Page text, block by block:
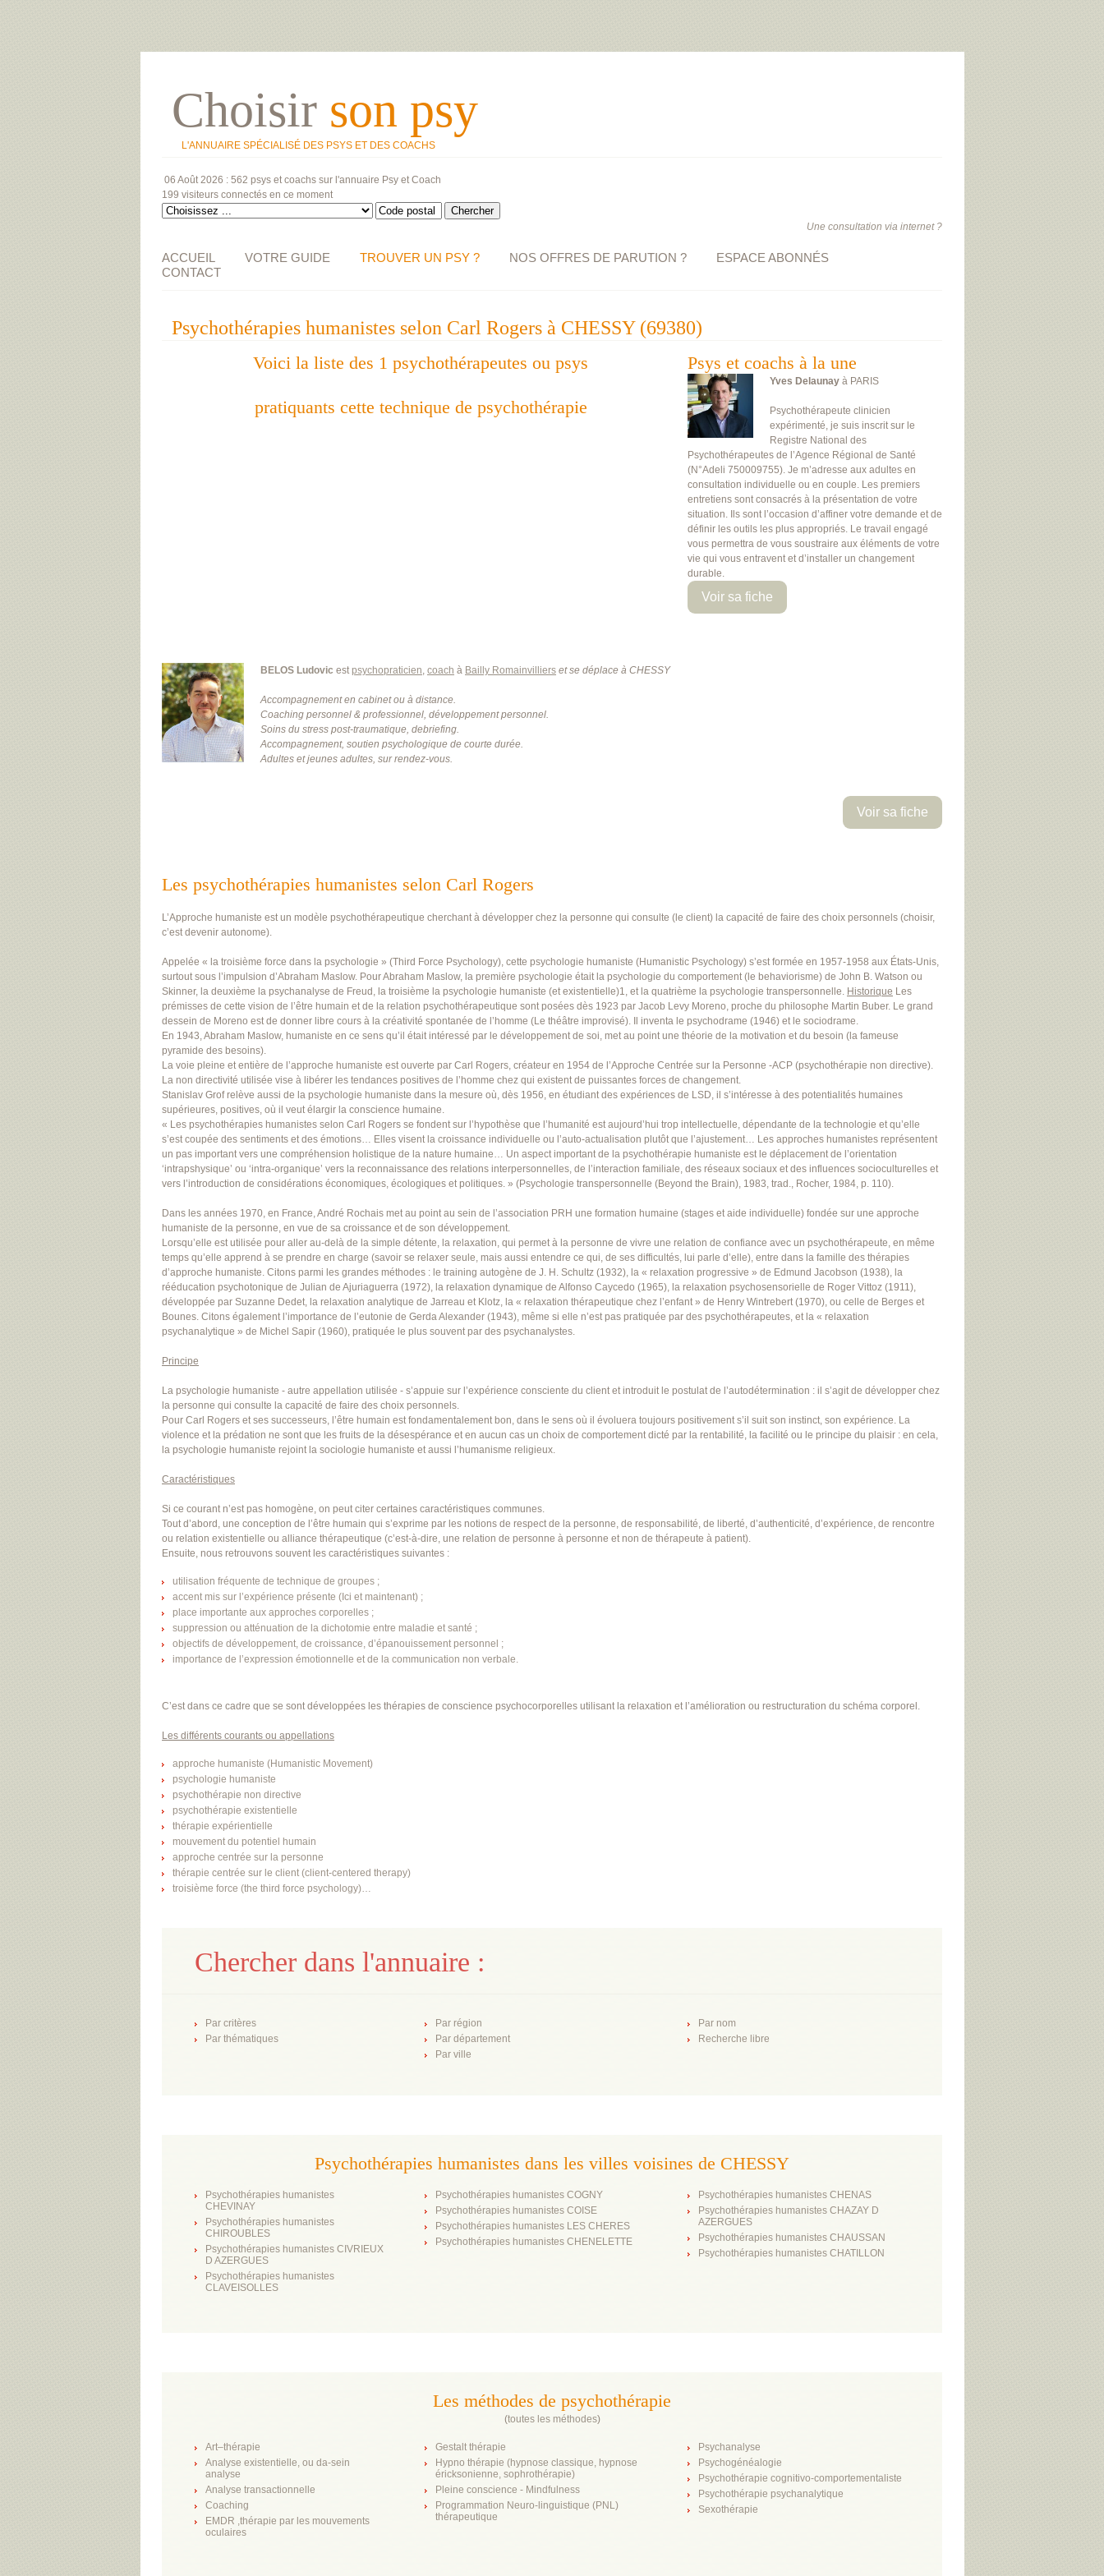
Choisir son psy
L'ANNUAIRE SPÉCIALISÉ DES PSYS ET DES COACHS
06 Août 2026 : 562 psys et coachs sur l'annuaire Psy et Coach
199 visiteurs connectés en ce moment
Une consultation via internet ?
ACCUEIL VOTRE GUIDE TROUVER UN PSY ? NOS OFFRES DE PARUTION ?
ESPACE ABONNÉS
CONTACT
Psychothérapies humanistes selon Carl Rogers à CHESSY (69380)
Voici la liste des 1 psychothérapeutes ou psys
pratiquants cette technique de psychothérapie
Psys et coachs à la une
Yves Delaunay à PARIS
Psychothérapeute clinicien
expérimenté, je suis inscrit sur le
Registre National des
Psychothérapeutes de l’Agence Régional de Santé
(N°Adeli 750009755). Je m’adresse aux adultes en
consultation individuelle ou en couple. Les premiers
entretiens sont consacrés à la présentation de votre
situation. Ils sont l’occasion d’affiner votre demande et de
définir les outils les plus appropriés. Le travail engagé
vous permettra de vous soustraire aux éléments de votre
vie qui vous entravent et d’installer un changement
durable.
Voir sa fiche
BELOS Ludovic estpsychopraticien, coach à Bailly Romainvilliers et se déplace à CHESSY
Accompagnement en cabinet ou à distance.
Coaching personnel & professionnel, développement personnel.
Soins du stress post-traumatique, debriefing.
Accompagnement, soutien psychologique de courte durée.
Adultes et jeunes adultes, sur rendez-vous.
Voir sa fiche
Les psychothérapies humanistes selon Carl Rogers
L’Approche humaniste est un modèle psychothérapeutique cherchant à développer chez la personne qui consulte (le client) la capacité de faire des choix personnels (choisir,
c’est devenir autonome).
Appelée « la troisième force dans la psychologie » (Third Force Psychology), cette psychologie humaniste (Humanistic Psychology) s’est formée en 1957-1958 aux États-Unis,
surtout sous l’impulsion d’Abraham Maslow. Pour Abraham Maslow, la première psychologie était la psychologie du comportement (le behaviorisme) de John B. Watson ou
Skinner, la deuxième la psychanalyse de Freud, la troisième la psychologie humaniste (et existentielle)1, et la quatrième la psychologie transpersonnelle. Historique Les
prémisses de cette vision de l’être humain et de la relation psychothérapeutique sont posées dès 1923 par Jacob Levy Moreno, proche du philosophe Martin Buber. Le grand
dessein de Moreno est de donner libre cours à la créativité spontanée de l’homme (Le théâtre improvisé). Il inventa le psychodrame (1946) et le sociodrame.
En 1943, Abraham Maslow, humaniste en ce sens qu’il était intéressé par le développement de soi, met au point une théorie de la motivation et du besoin (la fameuse
pyramide des besoins).
La voie pleine et entière de l’approche humaniste est ouverte par Carl Rogers, créateur en 1954 de l’Approche Centrée sur la Personne -ACP (psychothérapie non directive).
La non directivité utilisée vise à libérer les tendances positives de l’homme chez qui existent de puissantes forces de changement.
Stanislav Grof relève aussi de la psychologie humaniste dans la mesure où, dès 1956, en étudiant des expériences de LSD, il s’intéresse à des potentialités humaines
supérieures, positives, où il veut élargir la conscience humaine.
« Les psychothérapies humanistes selon Carl Rogers se fondent sur l’hypothèse que l’humanité est aujourd’hui trop intellectuelle, dépendante de la technologie et qu’elle
s’est coupée des sentiments et des émotions… Elles visent la croissance individuelle ou l’auto-actualisation plutôt que l’ajustement… Les approches humanistes représentent
un pas important vers une compréhension holistique de la nature humaine… Un aspect important de la psychothérapie humaniste est le déplacement de l’orientation
‘intrapshysique’ ou ‘intra-organique’ vers la reconnaissance des relations interpersonnelles, de l’interaction familiale, des réseaux sociaux et des influences socioculturelles et
vers l’introduction de considérations économiques, écologiques et politiques. » (Psychologie transpersonnelle (Beyond the Brain), 1983, trad., Rocher, 1984, p. 110).
Dans les années 1970, en France, André Rochais met au point au sein de l’association PRH une formation humaine (stages et aide individuelle) fondée sur une approche
humaniste de la personne, en vue de sa croissance et de son développement.
Lorsqu’elle est utilisée pour aller au-delà de la simple détente, la relaxation, qui permet à la personne de vivre une relation de confiance avec un psychothérapeute, en même
temps qu’elle apprend à se prendre en charge (savoir se relaxer seule, mais aussi entendre ce qui, de ses difficultés, lui parle d’elle), entre dans la famille des thérapies
d’approche humaniste. Citons parmi les grandes méthodes : le training autogène de J. H. Schultz (1932), la « relaxation progressive » de Edmund Jacobson (1938), la
rééducation psychotonique de Julian de Ajuriaguerra (1972), la relaxation dynamique de Alfonso Caycedo (1965), la relaxation psychosensorielle de Roger Vittoz (1911),
développée par Suzanne Dedet, la relaxation analytique de Jarreau et Klotz, la « relaxation thérapeutique chez l’enfant » de Henry Wintrebert (1970), ou celle de Berges et
Bounes. Citons également l’importance de l’eutonie de Gerda Alexander (1943), même si elle n’est pas pratiquée par des psychothérapeutes, et la « relaxation
psychanalytique » de Michel Sapir (1960), pratiquée le plus souvent par des psychanalystes.
Principe
La psychologie humaniste - autre appellation utilisée - s’appuie sur l’expérience consciente du client et introduit le postulat de l’autodétermination : il s’agit de développer chez
la personne qui consulte la capacité de faire des choix personnels.
Pour Carl Rogers et ses successeurs, l’être humain est fondamentalement bon, dans le sens où il évoluera toujours positivement s’il suit son instinct, son expérience. La
violence et la prédation ne sont que les fruits de la désespérance et en aucun cas un choix de comportement dicté par la rentabilité, la facilité ou le principe du plaisir : en cela,
la psychologie humaniste rejoint la sociologie humaniste et aussi l’humanisme religieux.
Caractéristiques
Si ce courant n’est pas homogène, on peut citer certaines caractéristiques communes.
Tout d’abord, une conception de l’être humain qui s’exprime par les notions de respect de la personne, de responsabilité, de liberté, d’authenticité, d’expérience, de rencontre
ou relation existentielle ou alliance thérapeutique (c’est-à-dire, une relation de personne à personne et non de thérapeute à patient).
Ensuite, nous retrouvons souvent les caractéristiques suivantes :
utilisation fréquente de technique de groupes ;
accent mis sur l’expérience présente (Ici et maintenant) ;
place importante aux approches corporelles ;
suppression ou atténuation de la dichotomie entre maladie et santé ;
objectifs de développement, de croissance, d’épanouissement personnel ;
importance de l’expression émotionnelle et de la communication non verbale.
C’est dans ce cadre que se sont développées les thérapies de conscience psychocorporelles utilisant la relaxation et l’amélioration ou restructuration du schéma corporel.
Les différents courants ou appellations
approche humaniste (Humanistic Movement)
psychologie humaniste
psychothérapie non directive
psychothérapie existentielle
thérapie expérientielle
mouvement du potentiel humain
approche centrée sur la personne
thérapie centrée sur le client (client-centered therapy)
troisième force (the third force psychology)…
Chercher dans l'annuaire :
Par critères
Par thématiques
Par région
Par département
Par ville
Par nom
Recherche libre
Psychothérapies humanistes dans les villes voisines de CHESSY
Psychothérapies humanistes
CHEVINAY
Psychothérapies humanistes
CHIROUBLES
Psychothérapies humanistes CIVRIEUX
D AZERGUES
Psychothérapies humanistes
CLAVEISOLLES
Psychothérapies humanistes COGNY
Psychothérapies humanistes COISE
Psychothérapies humanistes LES CHERES
Psychothérapies humanistes CHENELETTE
Psychothérapies humanistes CHENAS
Psychothérapies humanistes CHAZAY D
AZERGUES
Psychothérapies humanistes CHAUSSAN
Psychothérapies humanistes CHATILLON
Les méthodes de psychothérapie
(toutes les méthodes)
Art–thérapie
Analyse existentielle, ou da-sein
analyse
Analyse transactionnelle
Coaching
EMDR ,thérapie par les mouvements
oculaires
Gestalt thérapie
Hypno thérapie (hypnose classique, hypnose
éricksonienne, sophrothérapie)
Pleine conscience - Mindfulness
Programmation Neuro-linguistique (PNL)
thérapeutique
Psychanalyse
Psychogénéalogie
Psychothérapie cognitivo-comportementaliste
Psychothérapie psychanalytique
Sexothérapie